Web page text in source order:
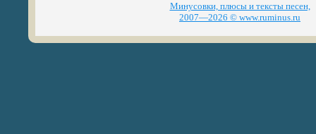
Минусовки, плюсы и тексты песен,
2007—2026 © www.ruminus.ru